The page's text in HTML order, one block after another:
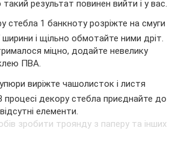
результат повинен вийти і у вас.
стебла 1 банкноту розріжте на смуги
ширини і щільно обмотайте ними дріт.
міцно, додайте невелику
ПВА.
виріжте чашолисток і листя
процесі декору стебла приєднайте до
елементи.